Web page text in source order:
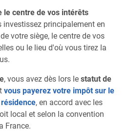
le centre de vos intérêts
investissez principalement en
votre siège, le centre de vos
ou le lieu d'où vous tirez la
, vous avez dès lors le statut de
vous payerez votre impôt sur le
, en accord avec les
local et selon la convention
France.